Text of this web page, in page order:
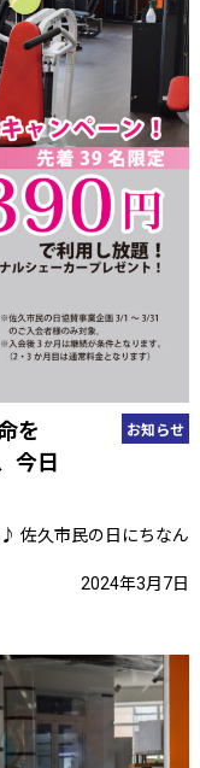
を
今日
お知らせ
佐久市民の日にちなん
2024年3月7日